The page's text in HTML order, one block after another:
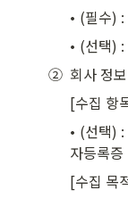
𑇐 (필수)
𑇐 (선택)
②  회사 정
[수집 항
𑇐 (선택)
자등록증
[수집 목